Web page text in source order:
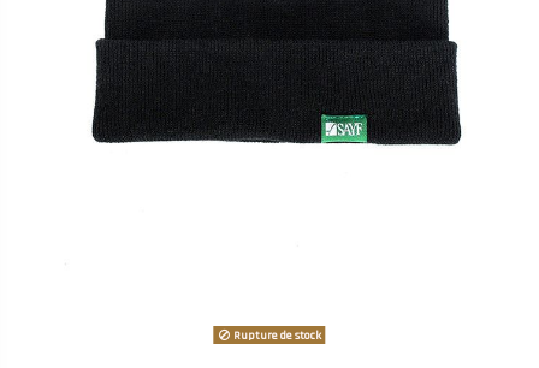
Rupture de stock